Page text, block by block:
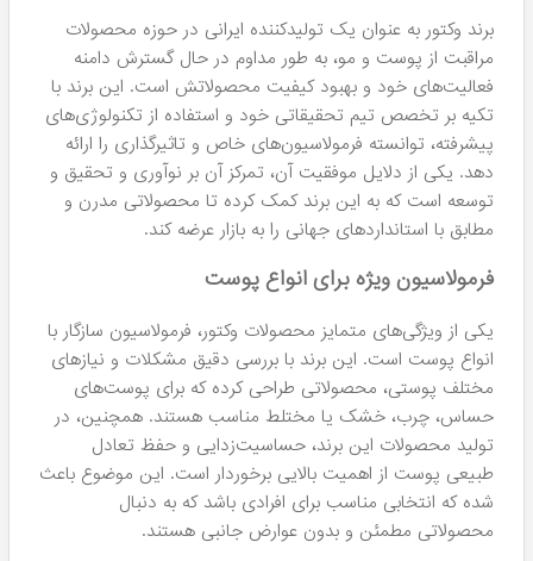
برند وکتور به عنوان یک تولیدکننده ایرانی در حوزه محصولات
مراقبت از پوست و مو، به طور مداوم در حال گسترش دامنه
فعالیت‌های خود و بهبود کیفیت محصولاتش است. این برند با
تکیه بر تخصص تیم تحقیقاتی خود و استفاده از تکنولوژی‌های
پیشرفته، توانسته فرمولاسیون‌های خاص و تاثیرگذاری را ارائه
دهد. یکی از دلایل موفقیت آن، تمرکز آن بر نوآوری و تحقیق و
توسعه است که به این برند کمک کرده تا محصولاتی مدرن و
مطابق با استانداردهای جهانی را به بازار عرضه کند.
فرمولاسیون ویژه برای انواع پوست
یکی از ویژگی‌های متمایز محصولات وکتور، فرمولاسیون سازگار با
انواع پوست است. این برند با بررسی دقیق مشکلات و نیازهای
مختلف پوستی، محصولاتی طراحی کرده که برای پوست‌های
حساس، چرب، خشک یا مختلط مناسب هستند. همچنین، در
تولید محصولات این برند، حساسیت‌زدایی و حفظ تعادل
طبیعی پوست از اهمیت بالایی برخوردار است. این موضوع باعث
شده که انتخابی مناسب برای افرادی باشد که به دنبال
محصولاتی مطمئن و بدون عوارض جانبی هستند.